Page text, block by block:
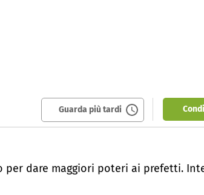
Guarda più tardi
per dare maggiori poteri ai prefetti.